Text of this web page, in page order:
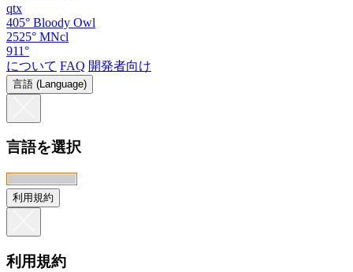
qtx
405° Bloody Owl
2525° MNcl
911°
について FAQ 開発者向け
言語 (Language)
言語を選択
利用規約
利用規約